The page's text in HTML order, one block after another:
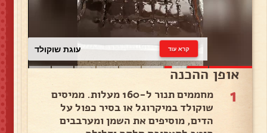
עוגת שוקולד קרא עוד
אופן ההכנה
1
מחממים תנור ל-160 מעלות. ממיסים
שוקולד במיקרוגל או בסיר כפול על
הדים, מוסיפים את השמן ומערבבים